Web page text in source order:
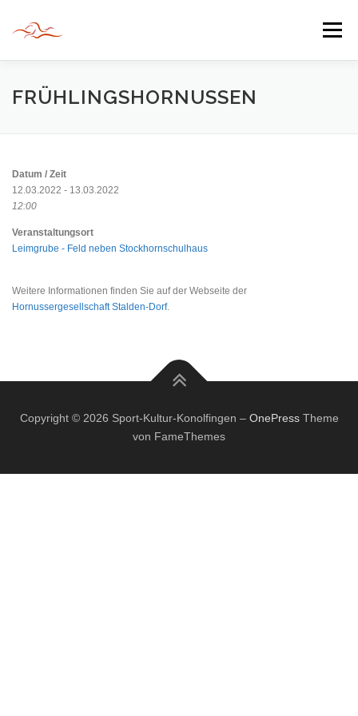
springen
Menü
HERZLICH WILLKOMMEN
INFORMATIONEN
FRÜHLINGSHORNUSSEN
Datum / Zeit
12.03.2022 - 13.03.2022
12:00
Veranstaltungsort
Leimgrube - Feld neben Stockhornschulhaus
Weitere Informationen finden Sie auf der Webseite der
Hornussergesellschaft Stalden-Dorf.
Copyright © 2026 Sport-Kultur-Konolfingen – OnePressTheme
von FameThemes